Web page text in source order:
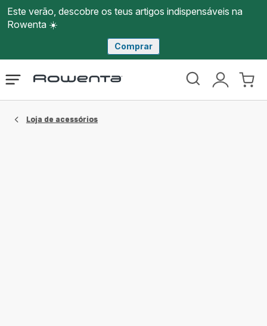
Este verão, descobre os teus artigos indispensáveis na
Rowenta ☀️
Comprar
Página
Rowenta
O
Abrir
Loja de acessórios​